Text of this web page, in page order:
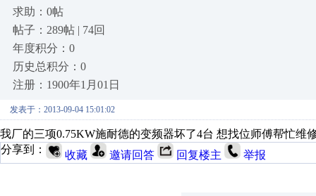
求助：0帖
帖子：289帖 | 74回
年度积分：0
历史总积分：0
注册：1900年1月01日
发表于：2013-09-04 15:01:02
我厂的三项0.75KW施耐德的变频器坏了4台 想找位师傅帮忙维
分享到：
收藏 邀请回答 回复楼主 举报